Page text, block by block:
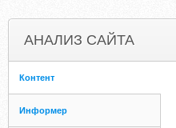
АНАЛИЗ САЙТА
Контент
Информер